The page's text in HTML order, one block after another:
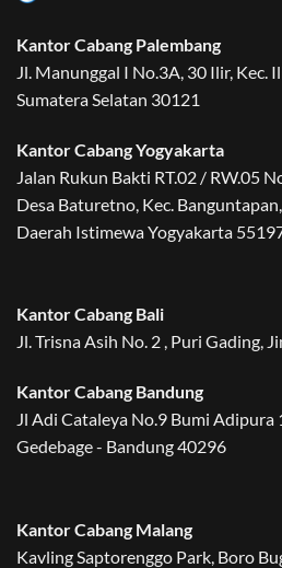
Kantor Cabang Palembang
Jl. Manunggal I No.3A, 30 Ilir, Kec.
Sumatera Selatan 30121
Kantor Cabang Yogyakarta
Jalan Rukun Bakti RT.02 / RW.05
Desa Baturetno, Kec.
Daerah Istimewa Yogyakarta
Kantor Cabang Bali
Jl. Trisna Asih No. 2 , Puri Gading,
Kantor Cabang Bandung
Jl Adi Cataleya No.9 Bumi Adipura
Gedebage - Bandung 40296
Kantor Cabang Malang
Kavling Saptorenggo Park, Boro